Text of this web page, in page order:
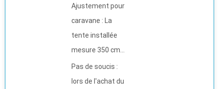
Ajustement pour
caravane : La
tente installée
mesure 350 cm...
Pas de soucis :
lors de l'achat du